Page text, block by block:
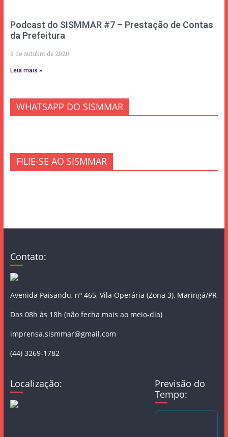
Podcast do SISMMAR #7 – Prestação de Contas
da Prefeitura
8 de outubro de 2020
Leia mais »
WHATSAPP DO SISMMAR
FILIE-SE AO SISMMAR
Contato:
Avenida Paisandu, nº 465, Vila Operária (Zona 3), Maringá/PR
Das 08h às 18h (não fecha mais ao meio-dia)
imprensa.sismmar@gmail.com
(44) 3269-1782
Localização:
Previsão do
Tempo: